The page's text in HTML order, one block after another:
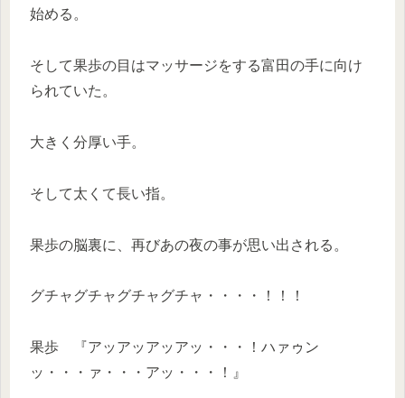
始める。
そして果歩の目はマッサージをする富田の手に向け
られていた。
大きく分厚い手。
そして太くて長い指。
果歩の脳裏に、再びあの夜の事が思い出される。
グチャグチャグチャグチャ・・・・！！！
果歩 『アッアッアッアッ・・・！ハァゥン
ッ・・・ァ・・・アッ・・・！』